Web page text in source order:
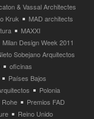
& Vassal Architectes
Kruk
MAD architects
MAXXI
Milan Design Week 2011
Sobejano Arquitectos
oficinas
Países Bajos
Polonia
Rohe
Premios FAD
Reino Unido